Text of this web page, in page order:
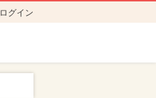
ログイン